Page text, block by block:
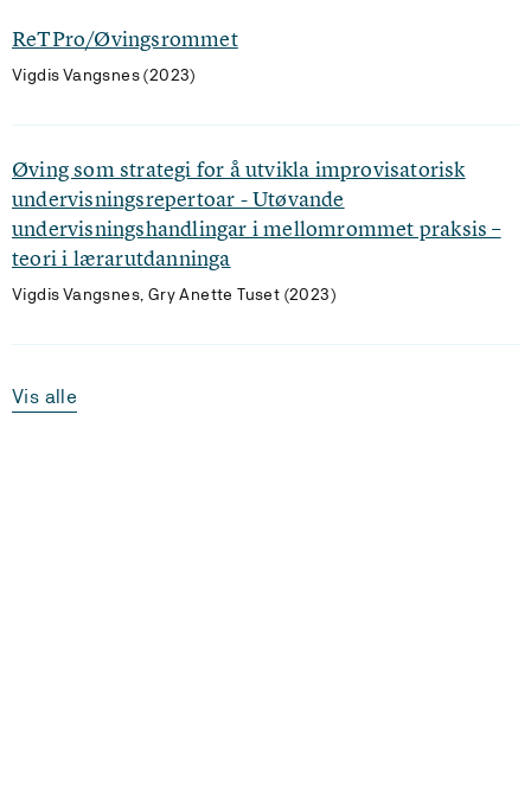
ReTPro/Øvingsrommet
Vigdis Vangsnes (2023)
Øving som strategi for å utvikla improvisatorisk
undervisningsrepertoar - Utøvande
undervisningshandlingar i mellomrommet praksis –
teori i lærarutdanninga
Vigdis Vangsnes, Gry Anette Tuset (2023)
Vis alle